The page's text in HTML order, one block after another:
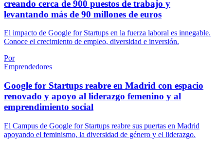
creando cerca de 900 puestos de trabajo y
levantando más de 90 millones de euros
El impacto de Google for Startups en la fuerza laboral es innegable.
Conoce el crecimiento de empleo, diversidad e inversión.
Por
Emprendedores
Google for Startups reabre en Madrid con espacio
renovado y apoyo al liderazgo femenino y al
emprendimiento social
El Campus de Google for Startups reabre sus puertas en Madrid
apoyando el feminismo, la diversidad de género y el liderazgo.